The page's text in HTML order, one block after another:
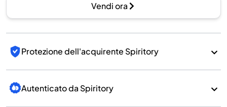
Vendi ora
Protezione dell'acquirente Spiritory
Autenticato da Spiritory